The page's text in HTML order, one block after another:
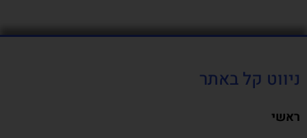
ניווט קל באתר
ראשי